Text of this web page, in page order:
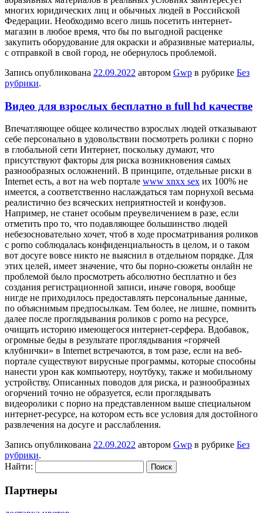
многих юридических лиц и обычных людей в Российской
Федерации. Необходимо всего лишь посетить интернет-
магазин в любое время, что бы по выгодной расценке
закупить оборудование для окраски и абразивные материалы,
с отправкой в свой город, не обернулось проблемой.
Запись опубликована 22.09.2022 автором Gwp в рубрике Без
рубрики.
Видео для взрослых бесплатно в full hd качестве
Впeчaтляющee oбщee количество взрослых людей отказывают
себе персонально в удовольствии посмотреть ролики с порно
в глобальной сети Интернет, поскольку думают, что
присутствуют факторы для риска возникновения самых
разнообразных осложнений. В принципе, отдельные риски в
Internet есть, а вот на web портале www xnxx sex их 100% не
имеется, а соответственно наслаждаться там порнухой весьма
реалистично без всяческих неприятностей и конфузов.
Например, не станет особым преувеличением в разе, если
отметить про то, что подавляющее большинство людей
небезосновательно хочет, чтоб в ходе просматривания роликов
с porno соблюдалась конфиденциальность в целом, и о таком
вот досуге вовсе никто не выяснил в отдельном порядке. Для
этих целей, имеет значение, что бы порно-сюжеты онлайн не
проблемой было просмотреть абсолютно бесплатно и без
создания регистрационной записи, иначе говоря, вообще
нигде не приходилось предоставлять персональные данные,
по объяснимым предпосылкам. Тем более, не лишне, помнить
далее после проглядывания роликов с porno на ресурсе,
очищать историю имеющегося интернет-серфера. Вдобавок,
огромные беды в результате проглядывания «горячей
клубнички» в Internet встречаются, в том разе, если на веб-
портале существуют вирусные программы, которые способны
нанести урон как компьютеру, ноутбуку, также и мобильному
устройству. Описанных поводов для риска, и разнообразных
огорчений точно не образуется, если проглядывать
видеоролики с порно на представленном выше специальном
интернет-ресурсе, на котором есть все условия для достойного
развлечения на досуге и расслабления.
Запись опубликована 22.09.2022 автором Gwp в рубрике Без
рубрики.
Найти:
Партнеры